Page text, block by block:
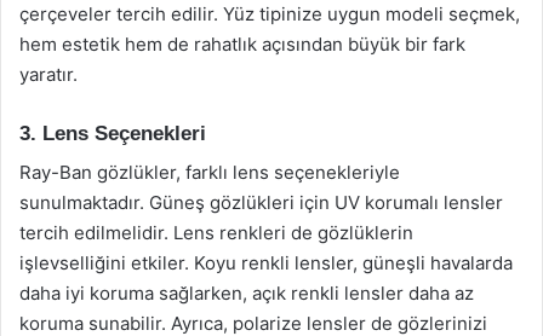
çerçeveler tercih edilir. Yüz tipinize uygun modeli seçmek,
hem estetik hem de rahatlık açısından büyük bir fark
yaratır.
3. Lens Seçenekleri
Ray-Ban gözlükler, farklı lens seçenekleriyle
sunulmaktadır. Güneş gözlükleri için UV korumalı lensler
tercih edilmelidir. Lens renkleri de gözlüklerin
işlevselliğini etkiler. Koyu renkli lensler, güneşli havalarda
daha iyi koruma sağlarken, açık renkli lensler daha az
koruma sunabilir. Ayrıca, polarize lensler de gözlerinizi